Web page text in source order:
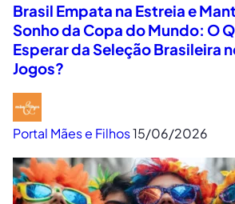
Brasil Empata na Estreia e
Sonho da Copa do Mundo: O
Esperar da Seleção Brasileira
Jogos?
Portal Mães e Filhos15/06/2026